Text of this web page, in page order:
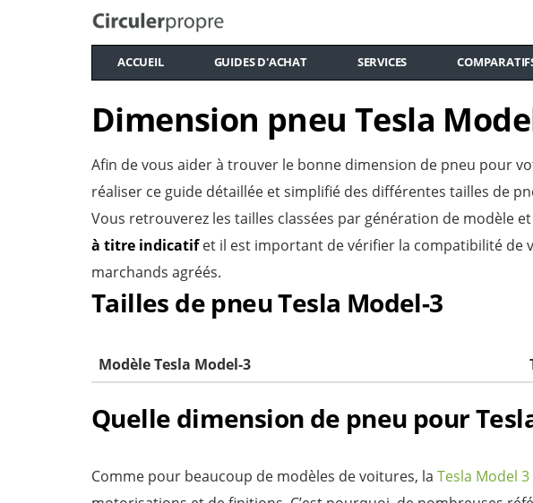
ACCUEIL GUIDES D'ACHAT SERVICES
Dimension pneu Tesla
Afin de vous aider à trouver le bonne dimension de pneu pour
réaliser ce guide détaillée et simplifié des différentes tailles de
Vous retrouverez les tailles classées par génération de modèle
à titre indicatifet il est important de vérifier la compatibilité de
marchands agréés.
Tailles de pneu Tesla Model-3
Modèle Tesla Model-3
Quelle dimension de pneu pour
Comme pour beaucoup de modèles de voitures, la Tesla Model 3